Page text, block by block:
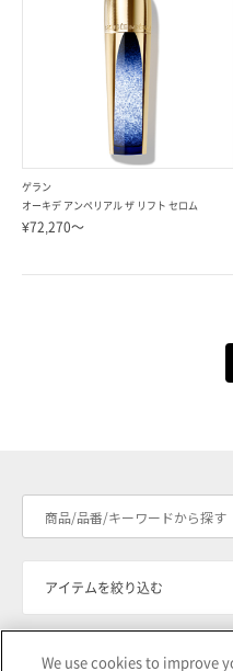
ゲラン
オーキデ アンペリアル ザ リフト セロム
¥72,270～
アイテムを絞り込む
¥50,000～
We use cookies to improve